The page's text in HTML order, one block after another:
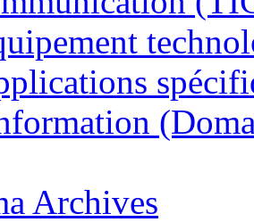
Archives